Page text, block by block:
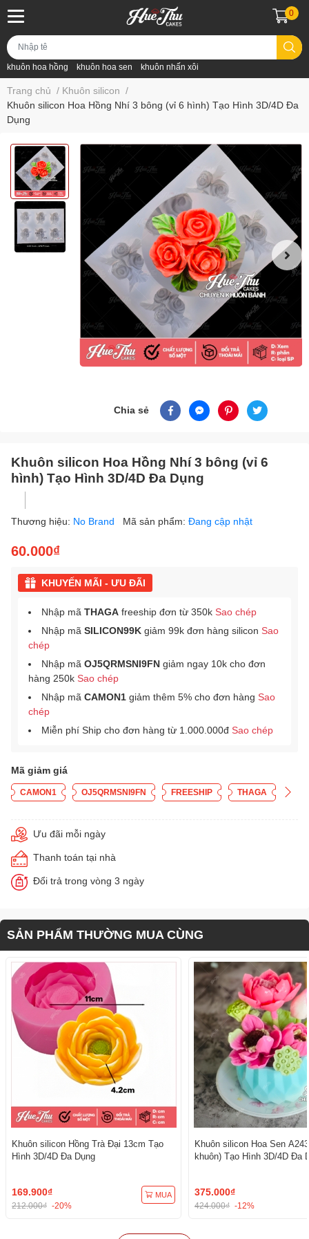
khuôn hoa hồng khuôn hoa sen khuôn nhấn xôi
0
Trang chủ / Khuôn silicon /
Khuôn silicon Hoa Hồng Nhí 3 bông (vỉ 6 hình) Tạo Hình 3D/4D Đa
Dụng
Chia sẻ
Khuôn silicon Hoa Hồng Nhí 3 bông (vỉ 6
hình) Tạo Hình 3D/4D Đa Dụng
Thương hiệu: No Brand Mã sản phẩm: Đang cập nhật
60.000₫
KHUYẾN MÃI - ƯU ĐÃI
Nhập mã THAGA freeship đơn từ 350k Sao chép
Nhập mã SILICON99K giảm 99k đơn hàng silicon Sao
chép
Nhập mã OJ5QRMSNI9FN giảm ngay 10k cho đơn
hàng 250k Sao chép
Nhập mã CAMON1 giảm thêm 5% cho đơn hàng Sao
chép
Miễn phí Ship cho đơn hàng từ 1.000.000đ Sao chép
Mã giảm giá
CAMON1 OJ5QRMSNI9FN FREESHIP THAGA
Ưu đãi mỗi ngày
Thanh toán tại nhà
Đổi trả trong vòng 3 ngày
SẢN PHẨM THƯỜNG MUA CÙNG
Khuôn silicon Hồng Trà Đại 13cm Tạo
Hình 3D/4D Đa Dụng
169.900₫
212.000₫ -20%
MUA
Khuôn silicon Hoa Sen
khuôn) Tạo Hình 3D/4D Đa
375.000₫
424.000₫ -12%